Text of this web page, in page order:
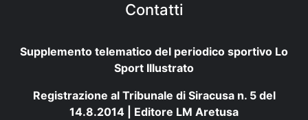
Contatti
Supplemento telematico del periodico sportivo Lo
Sport Illustrato
Registrazione al Tribunale di Siracusa n. 5 del
14.8.2014 | Editore LM Aretusa